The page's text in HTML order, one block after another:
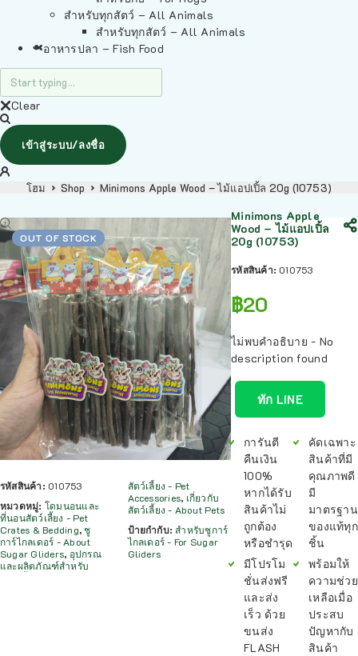
สำหรับทุกสัตว์ – All Animals
สำหรับทุกสัตว์ – All Animals
อาหารปลา – Fish Food
Clear
เข้าสู่ระบบ/ลงชื่อ
โฮม Shop Minimons Apple Wood – ไม้แอปเปิ้ล 20g (10753)
OUT OF STOCK
รหัสสินค้า: 010753
หมวดหมู่: โดมนอนและ
ที่นอนสัตว์เลี้ยง - Pet
Crates & Bedding,ชู
การ์ไกลเดอร์ - About
Sugar Gliders, อุปกรณ
และผลิตภัณฑ์สำหรับ
สัตว์เลี้ยง - Pet
Accessories, เกี่ยวกับ
สัตว์เลี้ยง - About Pets
ป้ายกำกับ:สำหรับชูการ์
ไกลเดอร์ - For Sugar
Gliders
Minimons Apple
Wood – ไม้แอปเปิ้ล
20g (10753)
รหัสสินค้า: 010753
฿20
ไม่พบคำอธิบาย - No
description found
ทัก LINE
การันตี
คืนเงิน
100%
หากได้รับ
สินค้าไม่
ถูกต้อง
หรือชำรุด
มีโปรโม
ชั่นส่งฟรี
และส่ง
เร็ว ด้วย
ขนส่ง
FLASH
คัดเฉพาะ
สินค้าที่มี
คุณภาพดี
มี
มาตรฐาน
ของแท้ทุก
ชิ้น
พร้อมให้
ความช่วย
เหลือเมื่อ
ประสบ
ปัญหากับ
สินค้า